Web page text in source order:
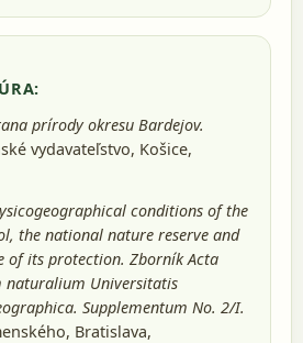
prírody okresu Bardejov.
vydavateľstvo, Košice,
conditions of the
the national nature reserve and
of its protection. Zborník Acta
Universitatis
Supplementum No. 2/I.
Bratislava,